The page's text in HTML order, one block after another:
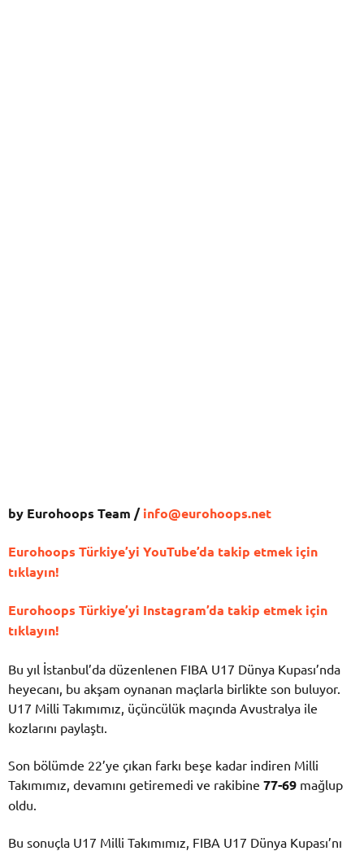
by Eurohoops Team /info@eurohoops.net
Eurohoops Türkiye’yi YouTube’da takip etmek için
tıklayın!
Eurohoops Türkiye’yi Instagram’da takip etmek için
tıklayın!
Bu yıl İstanbul’da düzenlenen FIBA U17 Dünya Kupası’nda
heyecanı, bu akşam oynanan maçlarla birlikte son buluyor.
U17 Milli Takımımız, üçüncülük maçında Avustralya ile
kozlarını paylaştı.
Son bölümde 22’ye çıkan farkı beşe kadar indiren Milli
Takımımız, devamını getiremedi ve rakibine 77-69 mağlup
oldu.
Bu sonuçla U17 Milli Takımımız, FIBA U17 Dünya Kupası’nı